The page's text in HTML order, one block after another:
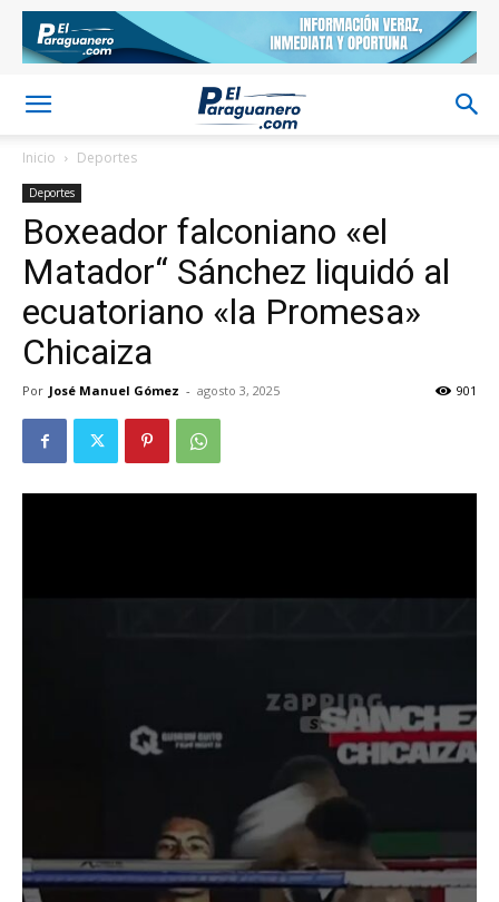
Inicio Deportes
Deportes
Boxeador falconiano «el
Matador“ Sánchez liquidó al
ecuatoriano «la Promesa»
Chicaiza
Por José Manuel Gómez - agosto 3, 2025 901